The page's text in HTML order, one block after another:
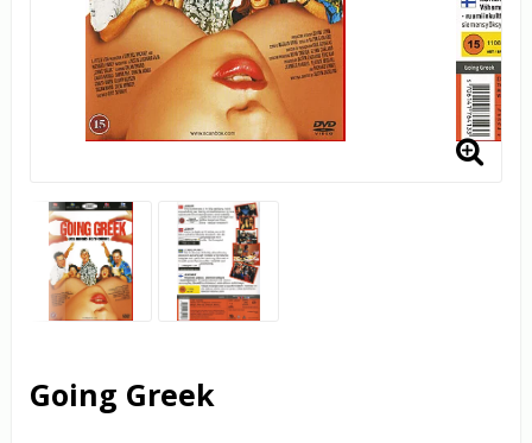
Going Greek